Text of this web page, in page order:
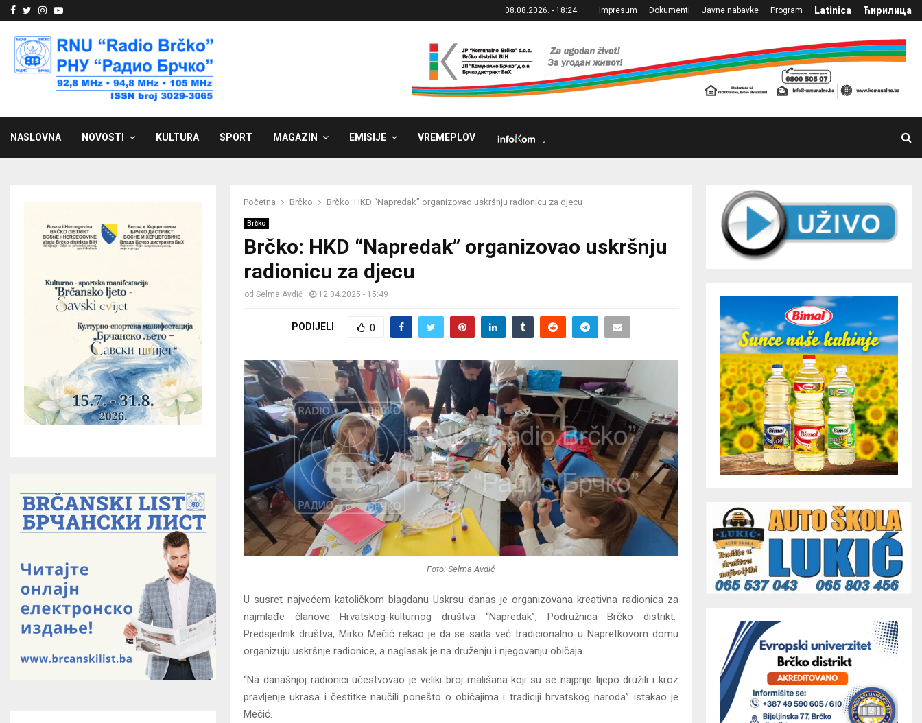
Facebook
Twitter
Instagram
Youtube 08.08.2026. - 18:24 Impresum Dokumenti Javne nabavke Program Latinica Ћирилица
NASLOVNA NOVOSTI KULTURA SPORT MAGAZIN EMISIJE VREMEPLOV
Početna Brčko Brčko: HKD “Napredak” organizovao uskršnju radionicu za djecu
Brčko
Brčko: HKD “Napredak” organizovao uskršnju
radionicu za djecu
od Selma Avdić 12.04.2025 - 15:49
PODIJELI 0
Foto: Selma Avdić
U susret najvećem katoličkom blagdanu Uskrsu danas je organizovana kreativna radionica za
najmlađe članove Hrvatskog-kulturnog društva “Napredak”, Podružnica Brčko distrikt.
Predsjednik društva, Mirko Mečić rekao je da se sada već tradicionalno u Napretkovom domu
organizuju uskršnje radionice, a naglasak je na druženju i njegovanju običaja.
“Na današnjoj radionici učestvovao je veliki broj mališana koji su se najprije lijepo družili i kroz
pravljenje ukrasa i čestitke naučili ponešto o običajima i tradiciji hrvatskog naroda” istakao je
Mečić.